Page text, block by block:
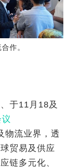
作。
于11月18及
物流业界，透
贸易及供应
链多元化、